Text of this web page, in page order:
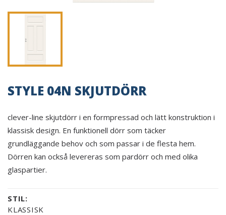
STYLE 04N SKJUTDÖRR
clever-line skjutdörr i en formpressad och lätt konstruktion i
klassisk design. En funktionell dörr som täcker
grundläggande behov och som passar i de flesta hem.
Dörren kan också levereras som pardörr och med olika
glaspartier.
STIL:
KLASSISK